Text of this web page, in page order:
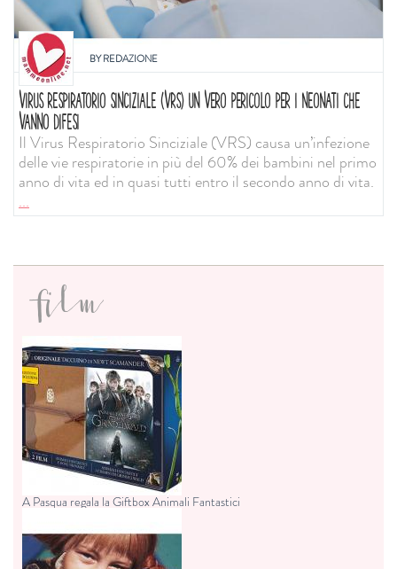
BYREDAZIONE
VIRUS RESPIRATORIO SINCIZIALE (VRS) UN VERO PERICOLO PER I NEONATI CHE
VANNO DIFESI
Il Virus Respiratorio Sinciziale (VRS) causa un’infezione
delle vie respiratorie in più del 60% dei bambini nel primo
anno di vita ed in quasi tutti entro il secondo anno di vita.
...
film
A Pasqua regala la Giftbox Animali Fantastici